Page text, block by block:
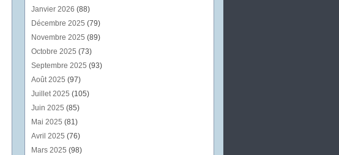
Janvier 2026 (88)
Décembre 2025 (79)
Novembre 2025 (89)
Octobre 2025 (73)
Septembre 2025 (93)
Août 2025 (97)
Juillet 2025 (105)
Juin 2025 (85)
Mai 2025 (81)
Avril 2025 (76)
Mars 2025 (98)